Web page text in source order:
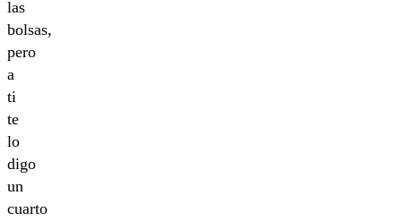
las
bolsas,
pero
a
ti
te
lo
digo
un
cuarto